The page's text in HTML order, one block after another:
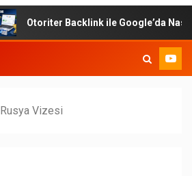
Otoriter Backlink ile Google’da Nasıl
Rusya Vizesi